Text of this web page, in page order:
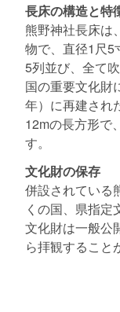
長床の構造と特
熊野神社長床は
物で、直径1尺5
5列並び、全て
国の重要文化財
年）に再建され
12mの長方形で
す。
文化財の保存
併設されている
くの国、県指
文化財は一般公
ら拝観すること